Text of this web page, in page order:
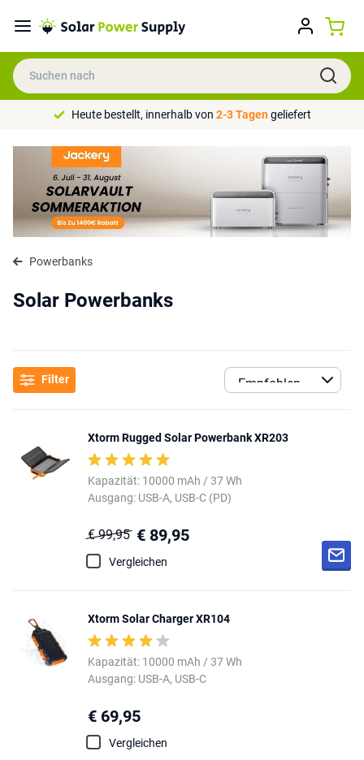
Heute bestellt, innerhalb von 2-3 Tagengeliefert
Powerbanks
Solar Powerbanks
Filter
Xtorm Rugged Solar Powerbank XR203
Kapazität: 10000 mAh / 37 Wh
Ausgang: USB-A, USB-C (PD)
€ 99,95 € 89,95
Vergleichen
Xtorm Solar Charger XR104
Kapazität: 10000 mAh / 37 Wh
Ausgang: USB-A, USB-C
€ 69,95
Vergleichen